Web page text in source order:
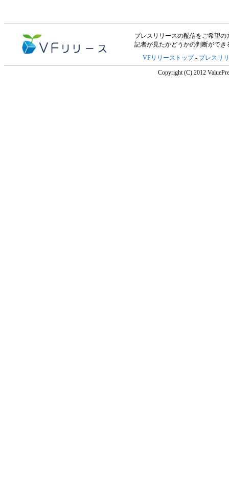
プレスリリースの配信をご希望の
記者が見たかどうかの判断がで
VFリリーストップ- プレスリ
Copyright (C) 2012